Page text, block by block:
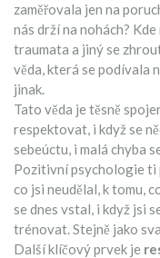
zaměřovala jen na
nás drží na nohách?
traumata a jiný se
věda, která se podívala
jinak.
Tato věda je těsně
respektovat, i když se
sebeúctu, i malá chyba
Pozitivní psychologie ti
co jsi neudělal, k tomu,
se dnes vstal, i když jsi
trénovat. Stejně jako
Další klíčový prvek je